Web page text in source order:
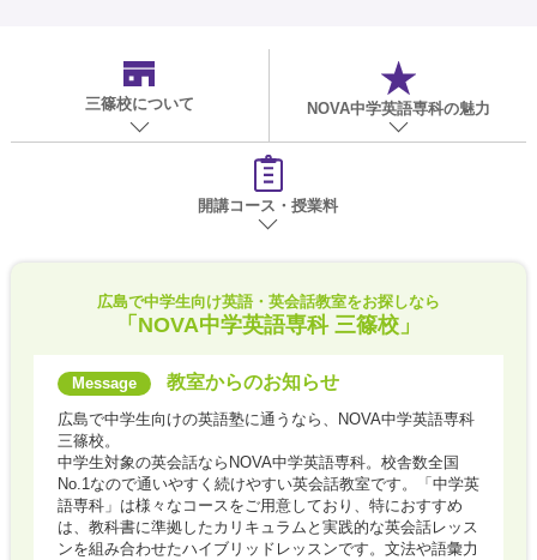
三篠校について NOVA中学英語専科の魅力
開講コース・授業料
広島で中学生向け英語・英会話教室をお探しなら
「NOVA中学英語専科 三篠校」
教室からのお知らせ
広島で中学生向けの英語塾に通うなら、NOVA中学英語専科
三篠校。
中学生対象の英会話ならNOVA中学英語専科。校舎数全国
No.1なので通いやすく続けやすい英会話教室です。「中学英
語専科」は様々なコースをご用意しており、特におすすめ
は、教科書に準拠したカリキュラムと実践的な英会話レッス
ンを組み合わせたハイブリッドレッスンです。文法や語彙力